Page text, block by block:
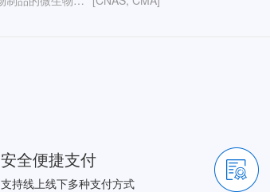
安全便捷支付
支持线上线下多种支付方式